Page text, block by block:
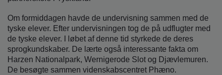
Om formiddagen havde de undervisning sammen med de
tyske elever. Efter undervisningen tog de på udflugter med
de tyske elever. I løbet af denne tid styrkede de deres
sprogkundskaber. De lærte også interessante fakta om
Harzen Nationalpark, Wernigerode Slot og Djævlemuren.
De besøgte sammen videnskabscentret Phæno.